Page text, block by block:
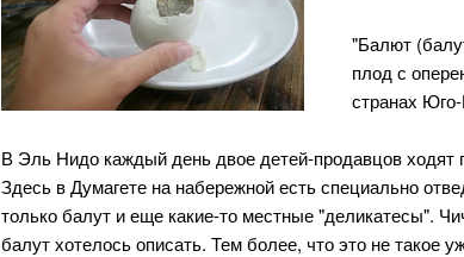
"Балют
плод с
странах
В Эль Нидо каждый день двое детей-продавцов ходят
Здесь в Думагете на набережной есть специально
только балут и еще какие-то местные "деликатесы".
балут хотелось описать. Тем более, что это не такое